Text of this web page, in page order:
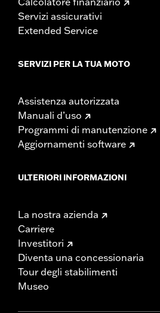
Servizi assicurativi
Extended Service
SERVIZI PER LA TUA MOTO
Assistenza autorizzata
Manuali d’uso
Programmi di manutenzione
Aggiornamenti software
ULTERIORI INFORMAZIONI
La nostra azienda
Carriere
Investitori
Diventa una concessionaria
Tour degli stabilimenti
Museo